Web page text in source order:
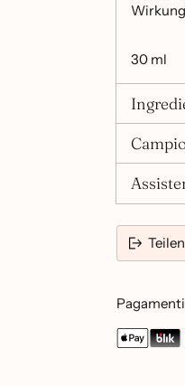
30 ml
Teilen